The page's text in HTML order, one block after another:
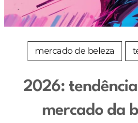
mercado de beleza
2026:
mercado da